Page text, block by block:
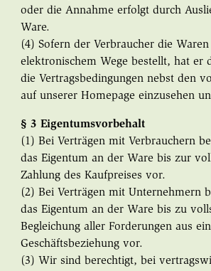
oder die Annahme erfolgt durch
Ware.
(4) Sofern der Verbraucher die
elektronischem Wege bestellt, hat er
die Vertragsbedingungen nebst den
auf unserer Homepage einzusehen
§ 3 Eigentumsvorbehalt
(1) Bei Verträgen mit Verbrauchern
das Eigentum an der Ware bis zur
Zahlung des Kaufpreises vor.
(2) Bei Verträgen mit Unternehmern
das Eigentum an der Ware bis zu
Begleichung aller Forderungen aus
Geschäftsbeziehung vor.
(3) Wir sind berechtigt, bei